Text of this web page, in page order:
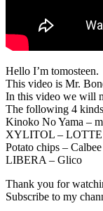
Hello I’m tomosteen.
This video is Mr.
In this video we will
The following 4
Kinoko No Yama –
XYLITOL – LOTTE
Potato chips – Calbee
LIBERA – Glico
Thank you for
Subscribe to my